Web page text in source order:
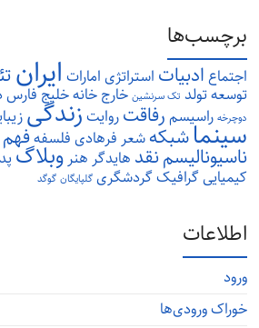
برچسب‌ها
اجتماعادبیات استراتژیامارات ایران توسعهتولد تک سرنشین خارجخانهخلیج فارس
دوچرخه راسیسمرفاقتروایتزندگی
سینماشبکهشعرفرهادیفلسفهفهم
ناسیونالیسمنقد هایدگرهنروبلاگ
کیمیاییگرافیکگردشگری گلپایگان گوگد
اطلاعات
ورود
خوراک ورودی‌ها